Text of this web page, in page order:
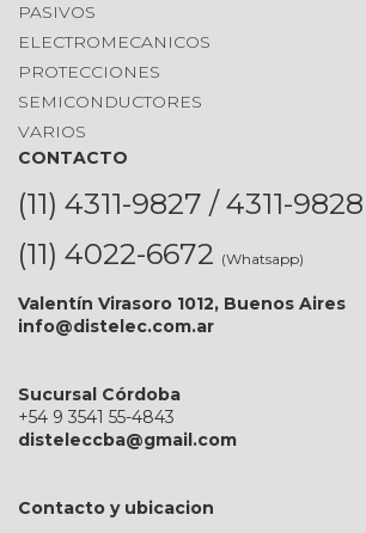
PASIVOS
ELECTROMECANICOS
PROTECCIONES
SEMICONDUCTORES
VARIOS
CONTACTO
(11) 4311-9827 / 4311-9828
(11) 4022-6672 (Whatsapp)
Valentín Virasoro 1012, Buenos Aires
info@distelec.com.ar
Sucursal Córdoba
+54 9 3541 55-4843
disteleccba@gmail.com
Contacto y ubicacion